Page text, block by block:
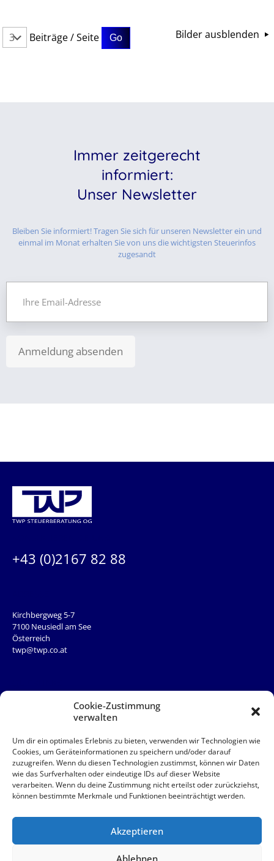
Cookie-Zustimmung
verwalten
Um dir ein optimales Erlebnis zu bieten, verwenden wir Technologien wie
Cookies, um Geräteinformationen zu speichern und/oder darauf
zuzugreifen. Wenn du diesen Technologien zustimmst, können wir Daten
wie das Surfverhalten oder eindeutige IDs auf dieser Website
verarbeiten. Wenn du deine Zustimmung nicht erteilst oder zurückziehst,
können bestimmte Merkmale und Funktionen beeinträchtigt werden.
Akzeptieren
Ablehnen
Beiträge / Seite Bilder ausblenden
Immer zeitgerecht
informiert:
Unser Newsletter
Bleiben Sie informiert! Tragen Sie sich für unseren Newsletter ein und
einmal im Monat erhalten Sie von uns die wichtigsten Steuerinfos
zugesandt
Anmeldung absenden
+43 (0)2167 82 88
Kirchbergweg 5-7
7100 Neusiedl am See
Österreich
twp@twp.co.at
Kontakt
QUICKLINKS
AAB
Impressum
© 2026 TWP Steuerberatung OG